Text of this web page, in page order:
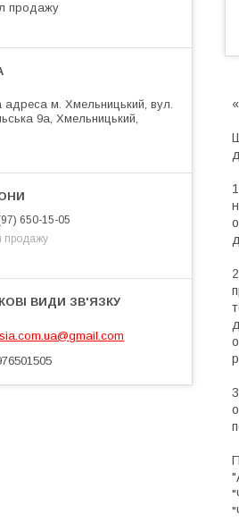
продажу
м. Хмельницький, вул.
9а, Хмельницький,
650-15-05
продажу